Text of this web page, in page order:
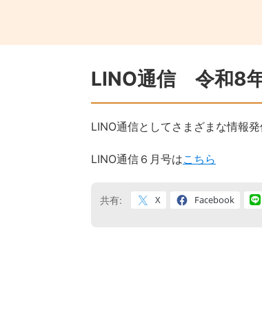
LINO通信 令和8
LINO通信としてさまざまな情報
LINO通信６月号はこちら
共有: X Facebook